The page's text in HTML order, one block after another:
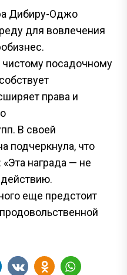
Дибиру-Оджо
для вовлечения
посадочному
права и
В своей
подчеркнула, что
«Эта награда — не
еще предстоит